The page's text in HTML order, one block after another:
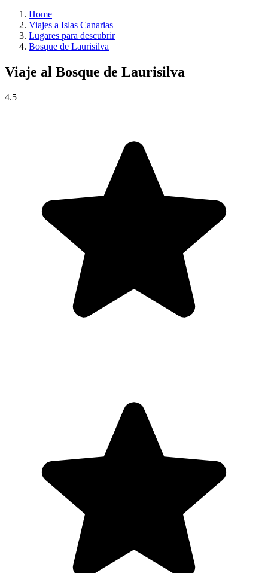
Home
Viajes a Islas Canarias
Lugares para descubrir
Bosque de Laurisilva
Viaje al Bosque de Laurisilva
4.5